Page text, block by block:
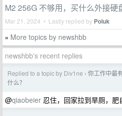
M2 256G 不够用，买什么外接硬
Mar 21, 2024 • Lastly replied by Poluk
» More topics by newshbb
newshbb's recent replies
Replied to a topic by Div1ne › 你工作中最
什么？
@qiaobeier 忍住，回家拉到旱厕，肥